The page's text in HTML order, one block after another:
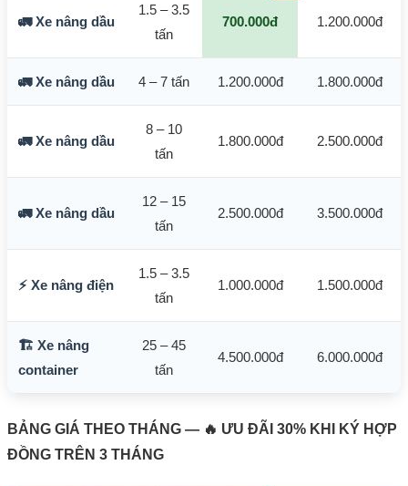
🚛 Xe nâng dầu
1.5 – 3.5
tấn
700.000đ 1.200.000đ
🚛 Xe nâng dầu 4 – 7 tấn 1.200.000đ 1.800.000đ
🚛 Xe nâng dầu
8 – 10
tấn
1.800.000đ 2.500.000đ
🚛 Xe nâng dầu
12 – 15
tấn
2.500.000đ 3.500.000đ
⚡ Xe nâng điện
1.5 – 3.5
tấn
1.000.000đ 1.500.000đ
🏗️ Xe nâng
container
25 – 45
tấn
4.500.000đ 6.000.000đ
BẢNG GIÁ THEO THÁNG — 🔥 ƯU ĐÃI 30% KHI KÝ HỢP
ĐỒNG TRÊN 3 THÁNG